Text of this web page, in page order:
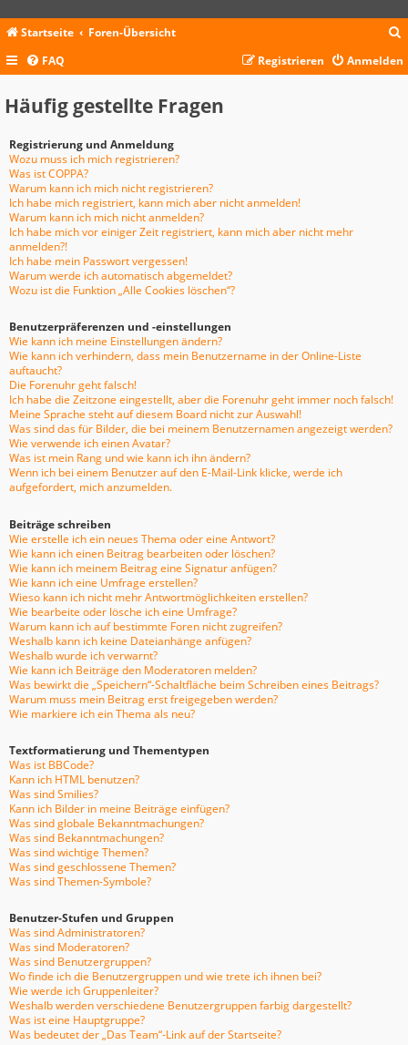
Startseite Foren-Übersicht
c
FAQ Anmelden
Registrieren
Häufig gestellte Fragen
Registrierung und Anmeldung
Wozu muss ich mich registrieren?
Was ist COPPA?
Warum kann ich mich nicht registrieren?
Ich habe mich registriert, kann mich aber nicht anmelden!
Warum kann ich mich nicht anmelden?
Ich habe mich vor einiger Zeit registriert, kann mich aber nicht mehr
anmelden?!
Ich habe mein Passwort vergessen!
Warum werde ich automatisch abgemeldet?
Wozu ist die Funktion „Alle Cookies löschen“?
Benutzerpräferenzen und -einstellungen
Wie kann ich meine Einstellungen ändern?
Wie kann ich verhindern, dass mein Benutzername in der Online-Liste
auftaucht?
Die Forenuhr geht falsch!
Ich habe die Zeitzone eingestellt, aber die Forenuhr geht immer noch falsch!
Meine Sprache steht auf diesem Board nicht zur Auswahl!
Was sind das für Bilder, die bei meinem Benutzernamen angezeigt werden?
Wie verwende ich einen Avatar?
Was ist mein Rang und wie kann ich ihn ändern?
Wenn ich bei einem Benutzer auf den E-Mail-Link klicke, werde ich
aufgefordert, mich anzumelden.
Beiträge schreiben
Wie erstelle ich ein neues Thema oder eine Antwort?
Wie kann ich einen Beitrag bearbeiten oder löschen?
Wie kann ich meinem Beitrag eine Signatur anfügen?
Wie kann ich eine Umfrage erstellen?
Wieso kann ich nicht mehr Antwortmöglichkeiten erstellen?
Wie bearbeite oder lösche ich eine Umfrage?
Warum kann ich auf bestimmte Foren nicht zugreifen?
Weshalb kann ich keine Dateianhänge anfügen?
Weshalb wurde ich verwarnt?
Wie kann ich Beiträge den Moderatoren melden?
Was bewirkt die „Speichern“-Schaltfläche beim Schreiben eines Beitrags?
Warum muss mein Beitrag erst freigegeben werden?
Wie markiere ich ein Thema als neu?
Textformatierung und Thementypen
Was ist BBCode?
Kann ich HTML benutzen?
Was sind Smilies?
Kann ich Bilder in meine Beiträge einfügen?
Was sind globale Bekanntmachungen?
Was sind Bekanntmachungen?
Was sind wichtige Themen?
Was sind geschlossene Themen?
Was sind Themen-Symbole?
Benutzer-Stufen und Gruppen
Was sind Administratoren?
Was sind Moderatoren?
Was sind Benutzergruppen?
Wo finde ich die Benutzergruppen und wie trete ich ihnen bei?
Wie werde ich Gruppenleiter?
Weshalb werden verschiedene Benutzergruppen farbig dargestellt?
Was ist eine Hauptgruppe?
Was bedeutet der „Das Team“-Link auf der Startseite?